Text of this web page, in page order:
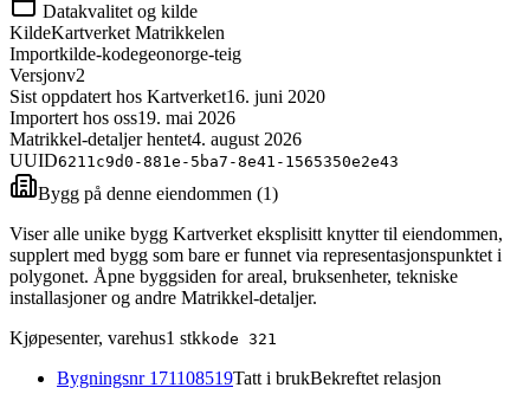
Datakvalitet og kilde
KildeKartverket Matrikkelen
Importkilde-kodegeonorge-teig
Versjonv2
Sist oppdatert hos Kartverket16. juni 2020
Importert hos oss19. mai 2026
Matrikkel-detaljer hentet4. august 2026
UUID6211c9d0-881e-5ba7-8e41-1565350e2e43
Bygg på denne eiendommen (1)
Viser alle unike bygg Kartverket eksplisitt knytter til eiendommen,
supplert med bygg som bare er funnet via representasjonspunktet i
polygonet. Åpne byggsiden for areal, bruksenheter, tekniske
installasjoner og andre Matrikkel-detaljer.
Kjøpesenter, varehus1 stkkode 321
Bygningsnr 171108519Tatt i brukBekreftet relasjon